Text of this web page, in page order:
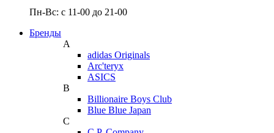
Пн-Вс: с 11-00 до 21-00
Бренды
A
adidas Originals
Arc'teryx
ASICS
B
Billionaire Boys Club
Blue Blue Japan
C